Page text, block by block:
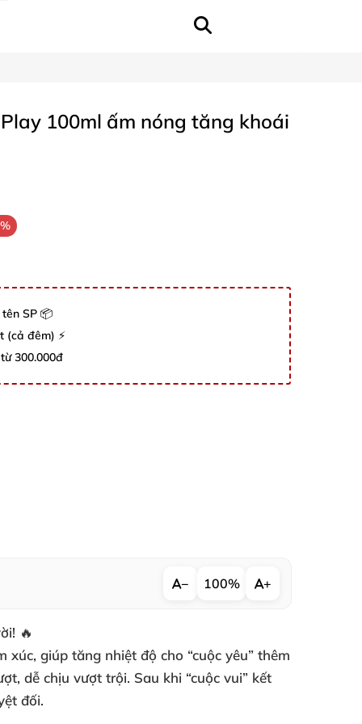
100ml ấm nóng tăng khoái
SP 📦
(cả đêm) ⚡
300.000đ
− 100% +
🔥
giúp tăng nhiệt độ cho “cuộc yêu” thêm
dễ chịu vượt trội. Sau khi “cuộc vui” kết
đối.